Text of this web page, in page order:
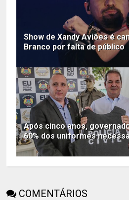
Show de Xandy Aviões é
Branco por falta de público
Após cinco anos,
60% dos uniformes
COMENTÁRIOS